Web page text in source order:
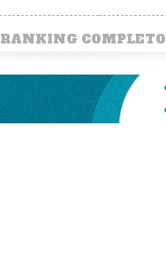
RANKING COMPLETO